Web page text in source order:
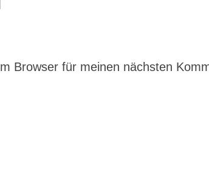
Browser für meinen nächsten